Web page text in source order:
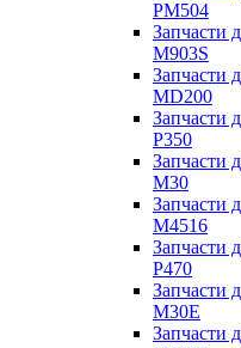
PM504
Запчасти
M903S
Запчасти
MD200
Запчасти
P350
Запчасти
M30
Запчасти
M4516
Запчасти
P470
Запчасти
M30E
Запчасти